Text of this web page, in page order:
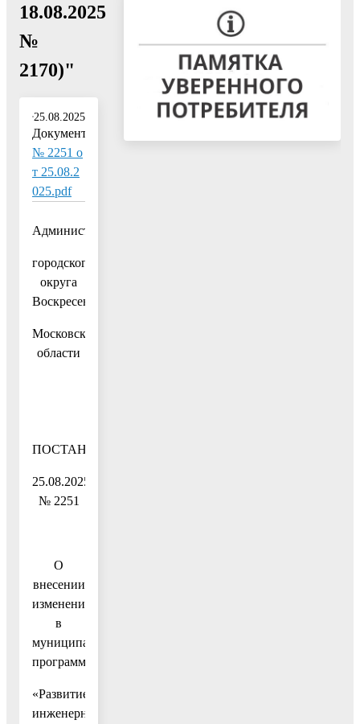
18.08.2025
№
2170)"
25.08.2025
Документ:
№ 2251 о
т 25.08.2
025.pdf
Администрация
городского
округа
Воскресенск
Московской
области
ПОСТАНОВЛЕНИЕ
25.08.2025
№ 2251
О
внесении
изменений
в
муниципальную
программу
«Развитие
инженерной